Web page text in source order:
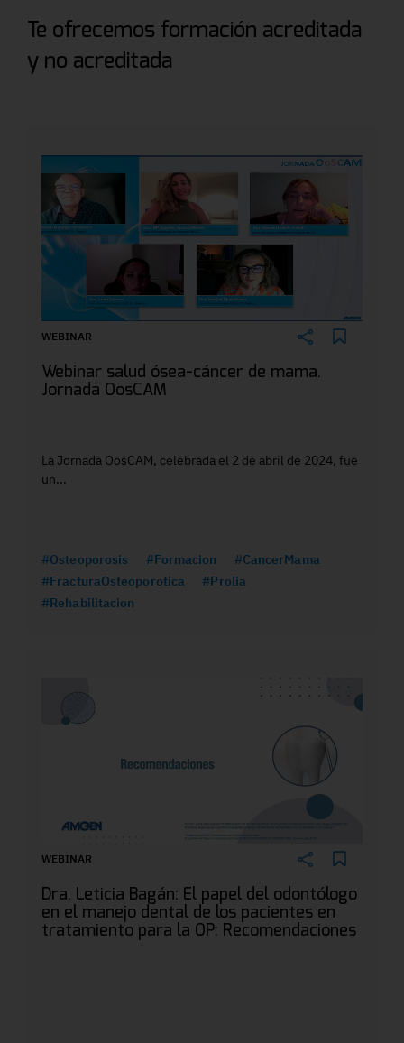
Te ofrecemos formación acreditada
y no acreditada
WEBINAR
Webinar salud ósea-cáncer de mama.
Jornada OosCAM
La Jornada OosCAM, celebrada el 2 de abril de 2024, fue
un...
#Osteoporosis #Formacion
#CancerMama
#FracturaOsteoporotica
#Prolia
#Rehabilitacion
WEBINAR
Dra. Leticia Bagán: El papel del odontólogo
en el manejo dental de los pacientes en
tratamiento para la OP: Recomendaciones